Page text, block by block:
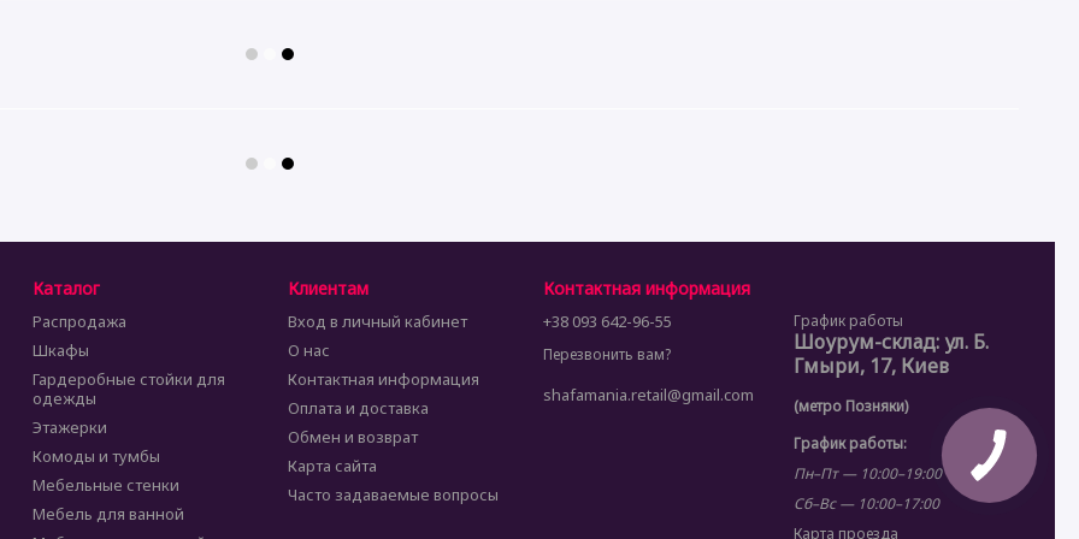
Каталог
Распродажа
Шкафы
Гардеробные стойки для
одежды
Этажерки
Комоды и тумбы
Мебельные стенки
Мебель для ванной
Клиентам
Вход в личный кабинет
О нас
Контактная информация
Оплата и доставка
Обмен и возврат
Карта сайта
Часто задаваемые вопросы
Контактная информация
+38 093 642-96-55
Перезвонить вам?
shafamania.retail@gmail.com
График работы
Шоурум-склад: ул. Б.
Гмыри, 17, Киев
(метро Позняки)
График работы:
Пн–Пт — 10:00–19:00
Сб–Вс — 10:00–17:00
Карта проезда